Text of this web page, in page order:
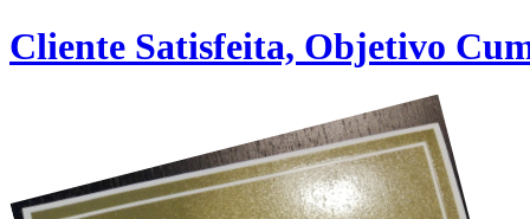
Cliente Satisfeita, Objetivo